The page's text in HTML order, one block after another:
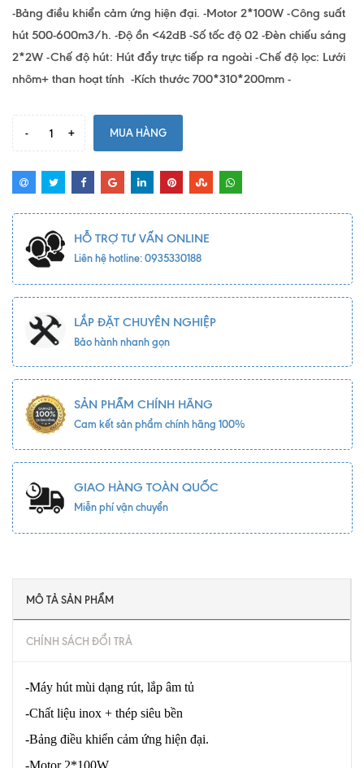
-Bảng điều khiển cảm ứng hiện đại. -Motor 2*100W -Công suất
hút 500-600m3/h. -Độ ồn <42dB -Số tốc độ 02 -Đèn chiếu sáng
2*2W -Chế độ hút: Hút đẩy trực tiếp ra ngoài -Chế độ lọc: Lưới
nhôm+ than hoạt tính -Kích thước 700*310*200mm -
- + MUA HÀNG
HỖ TRỢ TƯ VẤN ONLINE
Liên hệ hotline: 0935330188
LẮP ĐẶT CHUYÊN NGHIỆP
Bảo hành nhanh gọn
SẢN PHẨM CHÍNH HÃNG
Cam kết sản phẩm chính hãng 100%
GIAO HÀNG TOÀN QUỐC
Miễn phí vận chuyển
MÔ TẢ SẢN PHẨM
CHÍNH SÁCH ĐỔI TRẢ
-Máy hút mùi dạng rút, lắp âm tủ
-Chất liệu inox + thép siêu bền
-Bảng điều khiển cảm ứng hiện đại.